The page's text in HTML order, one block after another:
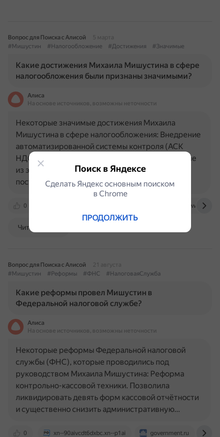
Вопрос для Поиска с Алисой
5 марта
#Мишустин
#Налогообложение #Достижения #Значимые
Какие достижения Михаила Мишустина в сфере
налогообложения были признаны значимыми?
Алиса
На основе источников, возможны неточности
0 www.kp.ru
Некоторые значимые достижения Михаила
Мишустина в сфере налогообложения: Внедрение
автоматизированной системы контроля (АСК
НДС). Комплекс сравнивает данные, полученные
из электронных деклараций, с информацией,
поступившей от контрагентов. В…
Читать далее
Вопрос для Поиска с Алисой
21 августа
#Мишустин
#Реформы #ФНС #НалоговаяСлужба
Какие реформы провел Мишустин в
Федеральной налоговой службе?
Алиса
На основе источников, возможны неточности
0 xn--90aivcdt6dxbc.xn--p1ai government.ru
Некоторые реформы Федеральной налоговой
службы (ФНС), которые проводились под
руководством Михаила Мишустина: Реформа
контрольно-кассовой техники. Позволила
ликвидировать девять форм кассовой отчётности
и существенно снизить административную…
Поиск в Яндексе
Сделать Яндекс основным поиском
в Сhrome
ПРОДОЛЖИТЬ